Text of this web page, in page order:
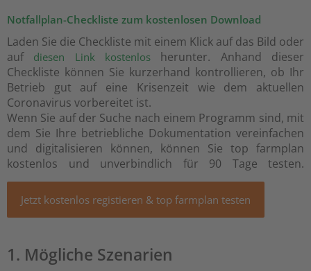
Notfallplan-Checkliste zum kostenlosen Download
Laden Sie die Checkliste mit einem Klick auf das Bild oder
auf diesen Link kostenlos herunter. Anhand dieser
Checkliste können Sie kurzerhand kontrollieren, ob Ihr
Betrieb gut auf eine Krisenzeit wie dem aktuellen
Coronavirus vorbereitet ist.
Wenn Sie auf der Suche nach einem Programm sind, mit
dem Sie Ihre betriebliche Dokumentation vereinfachen
und digitalisieren können, können Sie top farmplan
kostenlos und unverbindlich für 90 Tage testen.
Jetzt kostenlos registieren & top farmplan testen
1. Mögliche Szenarien